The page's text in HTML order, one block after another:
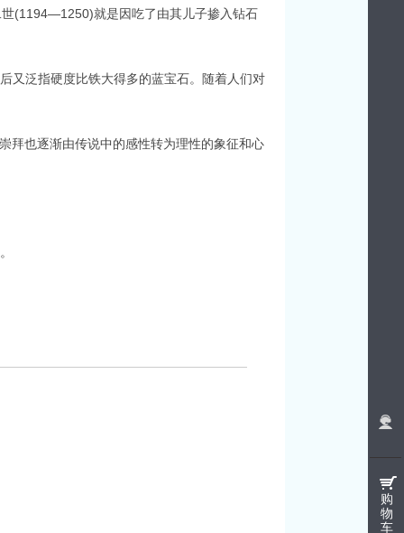
(1194—1250)就是因吃了由其儿子掺入钻石
又泛指硬度比铁大得多的蓝宝石。随着人们对
拜也逐渐由传说中的感性转为理性的象征和心
购
物
车